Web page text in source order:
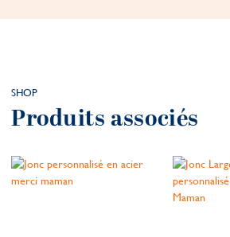
SHOP
Produits associés